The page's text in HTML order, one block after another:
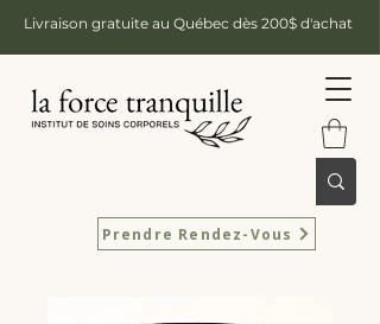
Livraison gratuite au Québec dès 200$ d'achat
Prendre Rendez-Vous